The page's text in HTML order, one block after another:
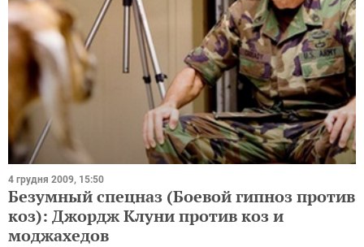
4 грудня 2009, 15:50
Безумный спецназ (Боевой гипноз против
коз): Джордж Клуни против коз и
моджахедов